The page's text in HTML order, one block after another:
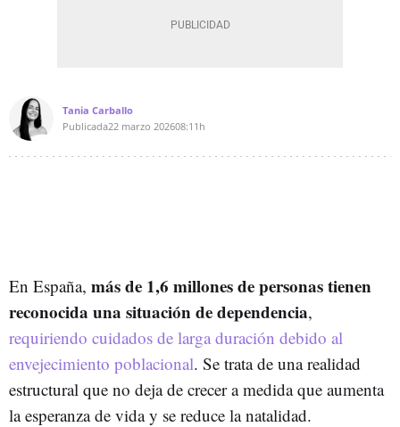
Tania Carballo
Publicada22 marzo 202608:11h
En España, más de 1,6 millones de personas tienen
reconocida una situación de dependencia,
requiriendo cuidados de larga duración debido al
envejecimiento poblacional. Se trata de una realidad
estructural que no deja de crecer a medida que aumenta
la esperanza de vida y se reduce la natalidad.